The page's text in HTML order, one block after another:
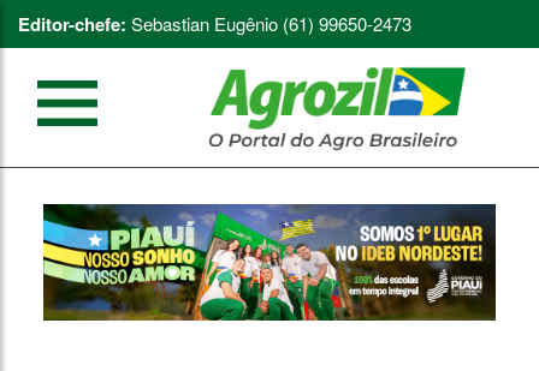
Editor-chefe: Sebastian Eugênio (61) 99650-2473